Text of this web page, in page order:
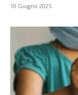
10 Giugno 2025